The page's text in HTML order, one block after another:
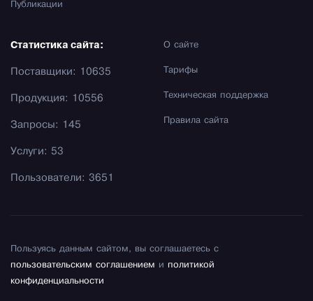
Публикации
О сайте
Тарифы
Техническая поддержка
Правила сайта
Статистика сайта:
Поставщики: 10635
Продукция: 10556
Запросы: 145
Услуги: 53
Пользователи: 3651
Пользуясь данным сайтом, вы соглашаетесь с
пользовательским соглашением и политикой
конфиденциальности